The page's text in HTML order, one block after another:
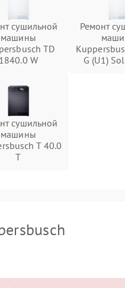
сушильной
машины
TD
W
Ремонт
G (U1)
сушильной
машины
T 40.0
T